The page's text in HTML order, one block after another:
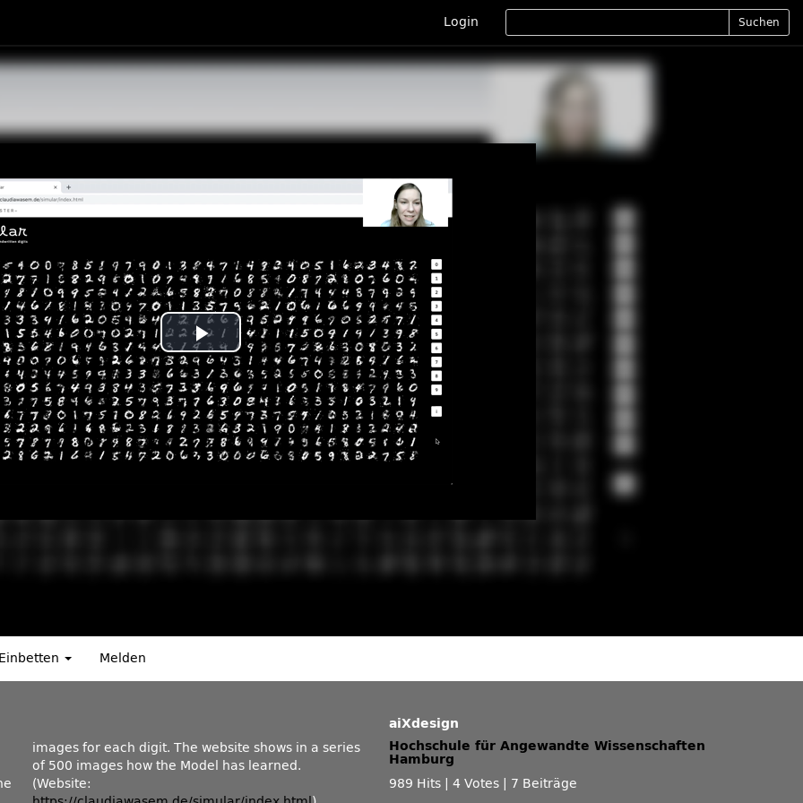
Login Suchen
Play
Video
Einbetten Melden
(Website:
aiXdesign
Hochschule für Angewandte Wissenschaften
Hamburg
989 Hits
4 Votes
7 Beiträge